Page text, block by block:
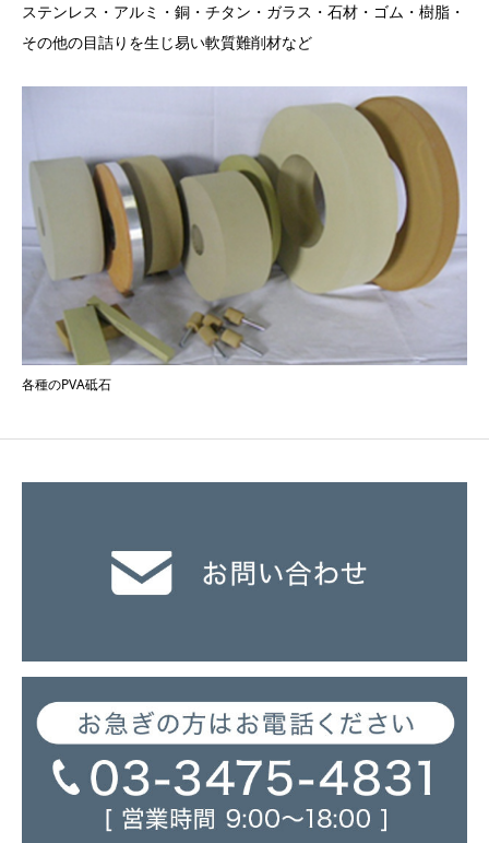
ステンレス・アルミ・銅・チタン・ガラス・石材・ゴム・樹脂・
その他の目詰りを生じ易い軟質難削材など
各種のPVA砥石